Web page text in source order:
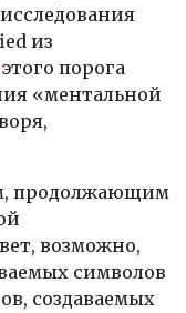
из
этого порога
«ментальной
продолжающим
возможно,
символов
создаваемых